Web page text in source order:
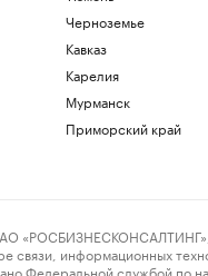
Черноземье
Кавказ
Карелия
Мурманск
Приморский край
связи, информационных
Федеральной службой по